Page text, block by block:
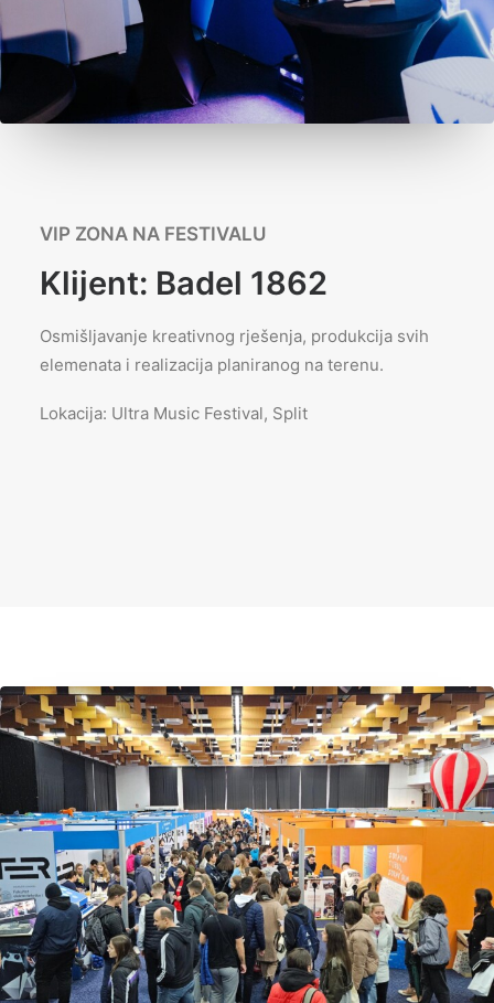
VIP ZONA NA FESTIVALU
Klijent: Badel 1862
Osmišljavanje kreativnog rješenja, produkcija svih
elemenata i realizacija planiranog na terenu.
Lokacija: Ultra Music Festival, Split